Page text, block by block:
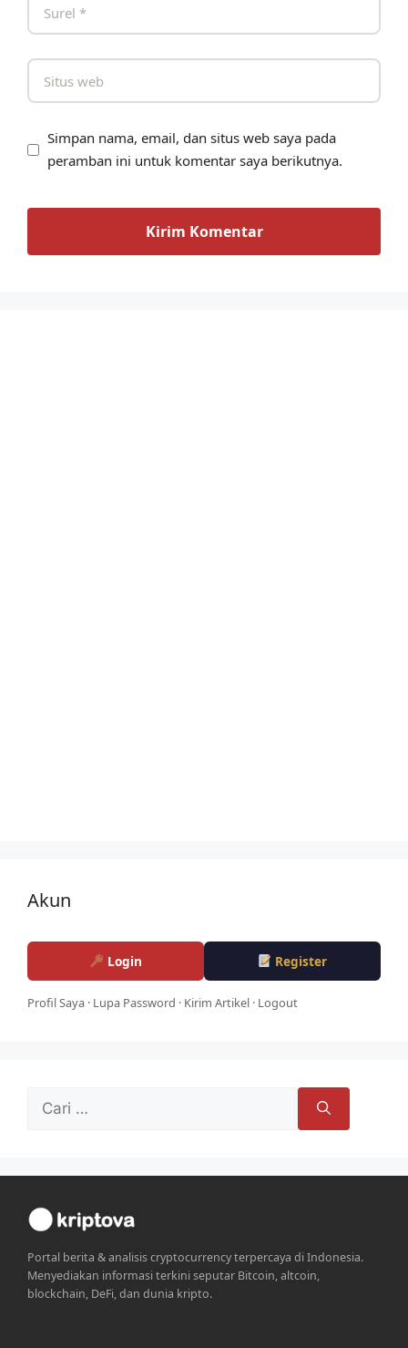
Simpan nama, email, dan situs web saya pada
peramban ini untuk komentar saya berikutnya.
Akun
Login Register
Profil Saya · Lupa Password · Kirim Artikel · Logout
untuk:
Portal berita & analisis cryptocurrency terpercaya di Indonesia.
Menyediakan informasi terkini seputar Bitcoin, altcoin,
blockchain, DeFi, dan dunia kripto.